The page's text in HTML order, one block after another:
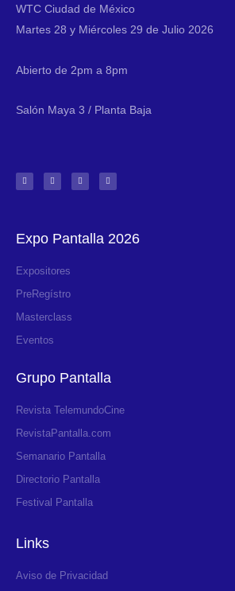
WTC Ciudad de México
Martes 28 y Miércoles 29 de Julio 2026
Abierto de 2pm a 8pm
Salón Maya 3 / Planta Baja
Expo Pantalla 2026
Expositores
PreRegístro
Masterclass
Eventos
Grupo Pantalla
Revista TelemundoCine
RevistaPantalla.com
Semanario Pantalla
Directorio Pantalla
Festival Pantalla
Links
Aviso de Privacidad